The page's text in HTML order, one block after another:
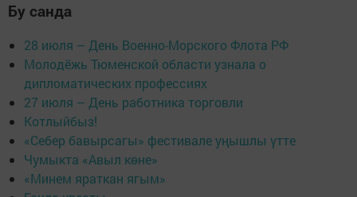
Бу санда
28 июля – День Военно-Морского Флота РФ
Молодёжь Тюменской области узнала о
дипломатических профессиях
27 июля – День работника торговли
Котлыйбыз!
«Себер бавырсагы» фестивале уңышлы үтте
Чумыкта «Авыл көне»
«Минем яраткан ягым»